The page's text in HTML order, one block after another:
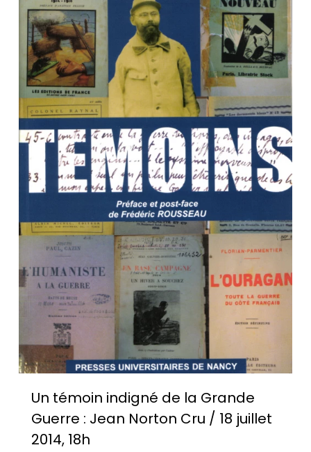
Un témoin indigné de la Grande
Guerre : Jean Norton Cru / 18 juillet
2014, 18h